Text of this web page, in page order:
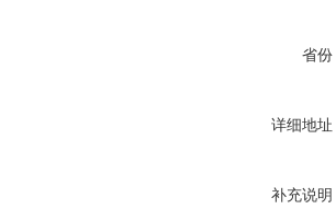
省份
详细地址
补充说明